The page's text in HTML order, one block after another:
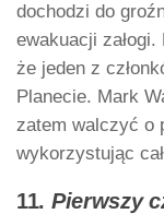
dochodzi do
ewakuacji
że jeden z
Planecie. Mark
zatem walczyć o
wykorzystując
11. Pierwszy